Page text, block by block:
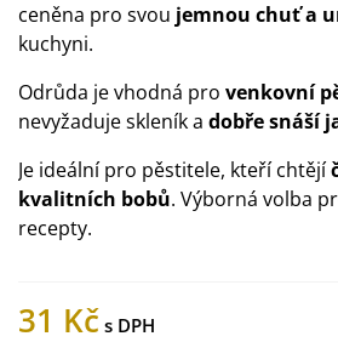
ceněna pro svou jemnou chuť a
kuchyni.
Odrůda je vhodná pro venkovní
nevyžaduje skleník a dobře snáší
Je ideální pro pěstitele, kteří chtějí
kvalitních bobů. Výborná volba
recepty.
31 Kč